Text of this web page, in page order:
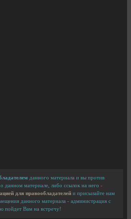
данного материала и вы против
данном материале, либо ссылок на него -
для правообладателей и присылайте нам
данного материала - администрация с
пойдет Вам на встречу!